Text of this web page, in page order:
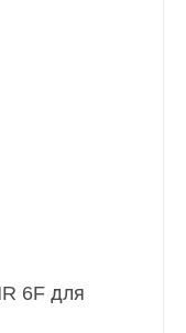
6F для